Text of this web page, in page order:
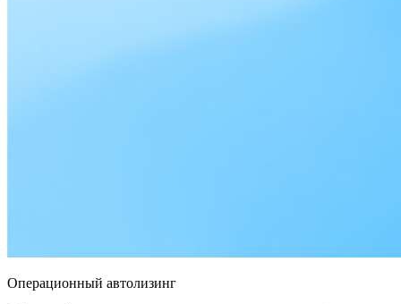
Операционный автолизинг